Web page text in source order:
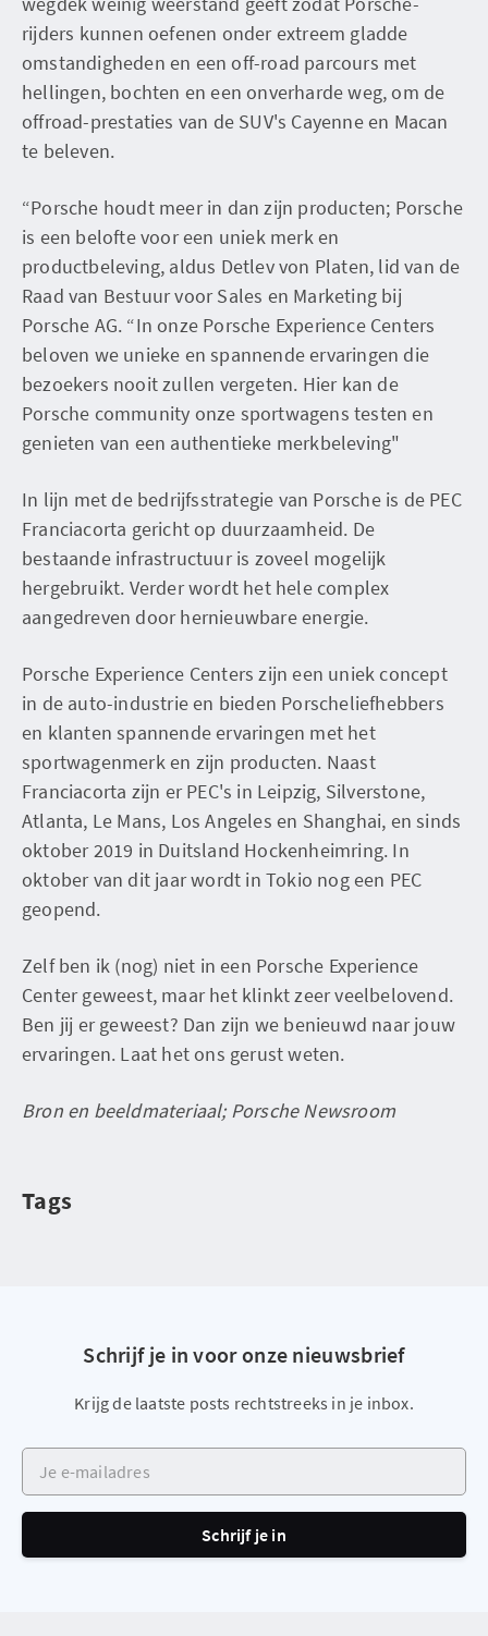
rijders kunnen oefenen onder extreem gladde
omstandigheden en een off-road parcours met
hellingen, bochten en een onverharde weg, om de
offroad-prestaties van de SUV's Cayenne en Macan
te beleven.
“Porsche houdt meer in dan zijn producten; Porsche
is een belofte voor een uniek merk en
productbeleving, aldus Detlev von Platen, lid van de
Raad van Bestuur voor Sales en Marketing bij
Porsche AG. “In onze Porsche Experience Centers
beloven we unieke en spannende ervaringen die
bezoekers nooit zullen vergeten. Hier kan de
Porsche community onze sportwagens testen en
genieten van een authentieke merkbeleving"
In lijn met de bedrijfsstrategie van Porsche is de PEC
Franciacorta gericht op duurzaamheid. De
bestaande infrastructuur is zoveel mogelijk
hergebruikt. Verder wordt het hele complex
aangedreven door hernieuwbare energie.
Porsche Experience Centers zijn een uniek concept
in de auto-industrie en bieden Porscheliefhebbers
en klanten spannende ervaringen met het
sportwagenmerk en zijn producten. Naast
Franciacorta zijn er PEC's in Leipzig, Silverstone,
Atlanta, Le Mans, Los Angeles en Shanghai, en sinds
oktober 2019 in Duitsland Hockenheimring. In
oktober van dit jaar wordt in Tokio nog een PEC
geopend.
Zelf ben ik (nog) niet in een Porsche Experience
Center geweest, maar het klinkt zeer veelbelovend.
Ben jij er geweest? Dan zijn we benieuwd naar jouw
ervaringen. Laat het ons gerust weten.
Bron en beeldmateriaal; Porsche Newsroom
Tags
Schrijf je in voor onze nieuwsbrief
Krijg de laatste posts rechtstreeks in je inbox.
Je e-mailadres
Schrijf je in